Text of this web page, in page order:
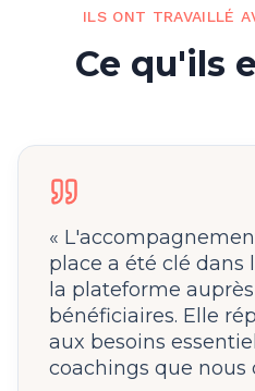
ILS ONT TRAVAILLÉ
Ce qu'ils
«
place a été clé
la plateforme
bénéficiaires. Elle
aux besoins
coachings que nous